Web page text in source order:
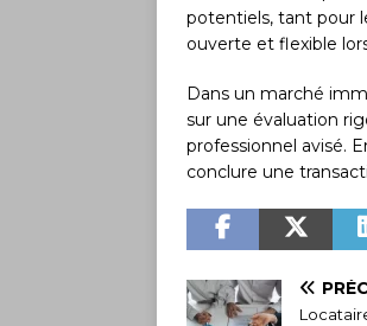
potentiels, tant pour
ouverte et flexible
Dans un marché
sur une évaluation
professionnel avisé.
conclure une